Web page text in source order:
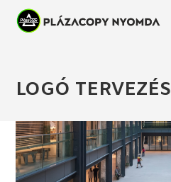
LOGÓ TERVEZÉS